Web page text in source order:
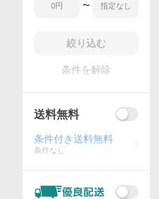
〜
絞り込む
条件を解除
送料無料
条件付き送料無料
条件なし